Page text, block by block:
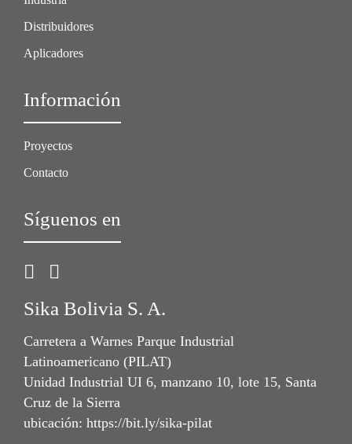
Distribuidores
Aplicadores
Información
Proyectos
Contacto
Síguenos en
Sika Bolivia S. A.
Carretera a Warnes Parque Industrial
Latinoamericano (PILAT)
Unidad Industrial UI 6, manzano 10, lote 15, Santa
Cruz de la Sierra
ubicación: https://bit.ly/sika-pilat